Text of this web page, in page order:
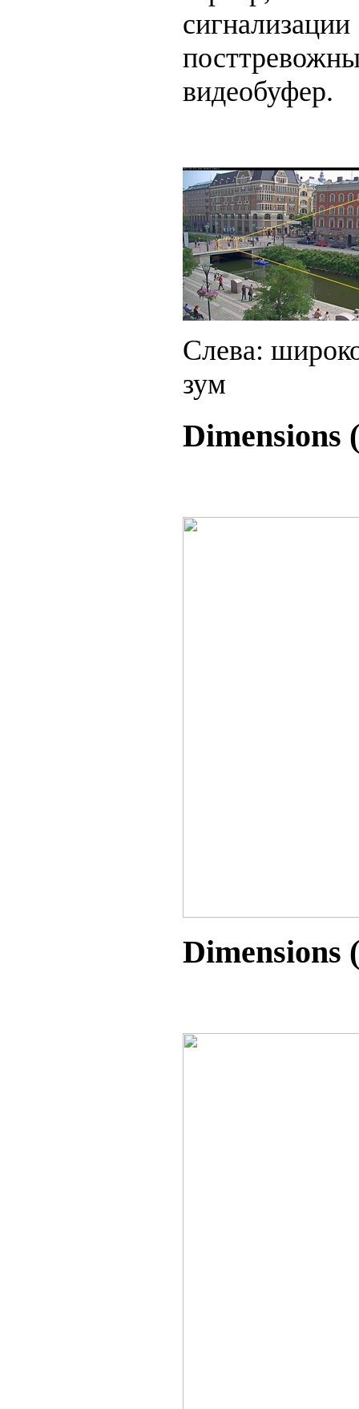
видеобуфер.
Слева:
зум
Dimensions
Dimensions